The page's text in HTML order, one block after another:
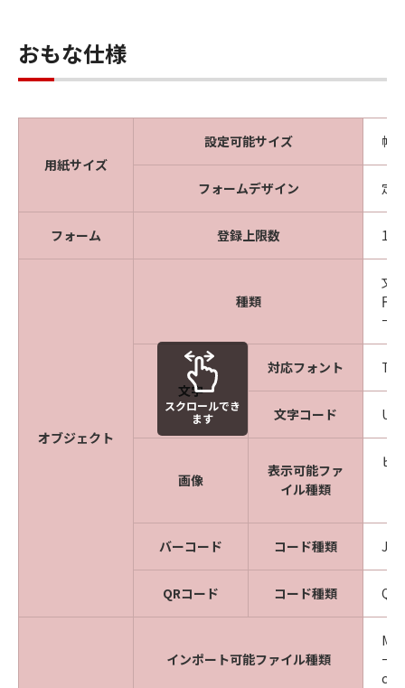
おもな仕様
用紙サイズ
設定可能サイズ 幅
フォームデザイン 定
フォーム 登録上限数 1
オブジェクト
種類
文
円
ー
文字
対応フォント
文字コード
画像
表示可能ファ
イル種類
ビ
バーコード コード種類
QRコード コード種類 QR
インポート可能ファイル種類
ー
csv
スクロールでき
ます